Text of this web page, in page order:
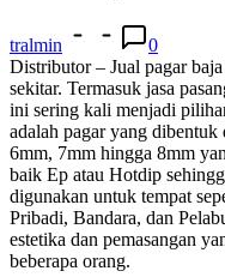
tralmin
0
Distributor – Jual pagar
sekitar. Termasuk jasa
ini sering kali menjadi
adalah pagar yang
6mm, 7mm hingga 8mm
baik Ep atau Hotdip
digunakan untuk tempat
Pribadi, Bandara, dan
estetika dan pemasangan
beberapa orang.